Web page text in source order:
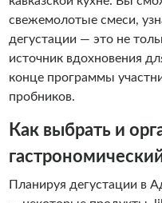
свежемолотые смеси,
дегустации — это не
источник вдохновения
конце программы
пробников.
Как выбрать и
Планируя дегустации в